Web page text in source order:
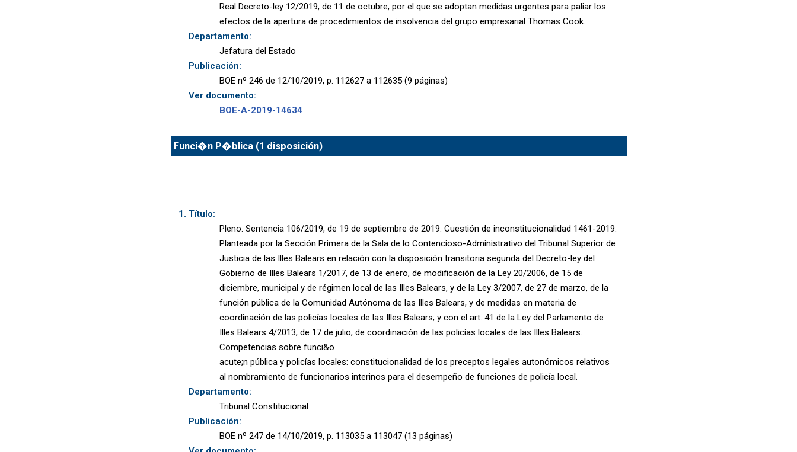
Real Decreto-ley 12/2019, de 11 de octubre, por el que se adoptan medidas urgentes para paliar los
efectos de la apertura de procedimientos de insolvencia del grupo empresarial Thomas Cook.
Departamento:
Jefatura del Estado
Publicación:
BOE nº 246 de 12/10/2019, p. 112627 a 112635 (9 páginas)
Ver documento:
BOE-A-2019-14634
Funci�n P�blica (1 disposición)
Título:
Pleno. Sentencia 106/2019, de 19 de septiembre de 2019. Cuestión de inconstitucionalidad 1461-2019.
Planteada por la Sección Primera de la Sala de lo Contencioso-Administrativo del Tribunal Superior de
Justicia de las Illes Balears en relación con la disposición transitoria segunda del Decreto-ley del
Gobierno de Illes Balears 1/2017, de 13 de enero, de modificación de la Ley 20/2006, de 15 de
diciembre, municipal y de régimen local de las Illes Balears, y de la Ley 3/2007, de 27 de marzo, de la
función pública de la Comunidad Autónoma de las Illes Balears, y de medidas en materia de
coordinación de las policías locales de las Illes Balears; y con el art. 41 de la Ley del Parlamento de
Illes Balears 4/2013, de 17 de julio, de coordinación de las policías locales de las Illes Balears.
Competencias sobre funci&o
acute;n pública y policías locales: constitucionalidad de los preceptos legales autonómicos relativos
al nombramiento de funcionarios interinos para el desempeño de funciones de policía local.
Departamento:
Tribunal Constitucional
Publicación:
BOE nº 247 de 14/10/2019, p. 113035 a 113047 (13 páginas)